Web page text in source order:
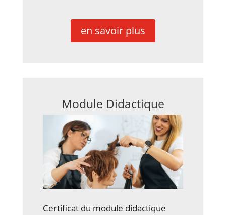
en savoir plus
Module Didactique
Certificat du module didactique